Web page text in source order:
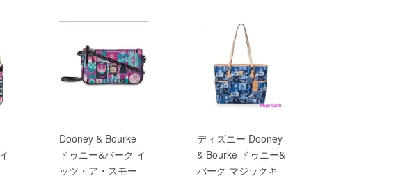
Dooney & Bourke
ドゥニー&バーク イ
ッツ・ア・スモー
ディズニー Dooney
& Bourke ドゥニー&
バーク マジックキ